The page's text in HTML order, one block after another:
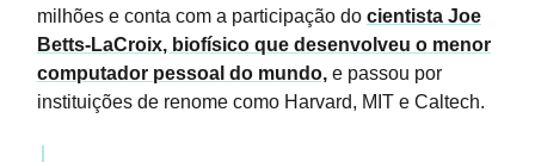
milhões e conta com a participação do cientista Joe
Betts-LaCroix, biofísico que desenvolveu o menor
computador pessoal do mundo, e passou por
instituições de renome como Harvard, MIT e Caltech.